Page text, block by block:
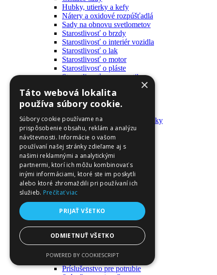
Hubky, utierky a kefy
Nátery a oxidové rozpúšťadlá
Sady na obnovu svetlometov
Starostlivosť o brzdy
Starostlivosť o interiér vozidla
Starostlivosť o lak
Starostlivosť o motor
Starostlivosť o pláste
Starostlivosť o pneumatiky
Batohy a tašky
Kľúčenky
Oblečenie
Zmývateľné tetovačky a nálepky
Domáci majster a nástroje
Elektrické zapojenie
Časové spínače
Diferenciálne spínače
Domové zvončeky
Elektrické káble
Káble
Káblové navijáky
Monitory napájania
Nástenné dosky a rámy
Nástroje a ovládače
Podávače
Príruby
Príslušenstvo pre potrubie
×
Táto webová lokalita
používa súbory cookie.
Súbory cookie používame na
prispôsobenie obsahu, reklám a analýzu
návštevnosti. Informácie o vašom
používaní našej stránky zdieľame aj s
našimi reklamnými a analytickými
partnermi, ktorí ich môžu kombinovať s
inými informáciami, ktoré ste im poskytli
alebo ktoré zhromaždili pri používaní ich
služieb. Prečítať viac
PRIJAŤ VŠETKO
ODMIETNUŤ VŠETKO
POWERED BY COOKIESCRIPT